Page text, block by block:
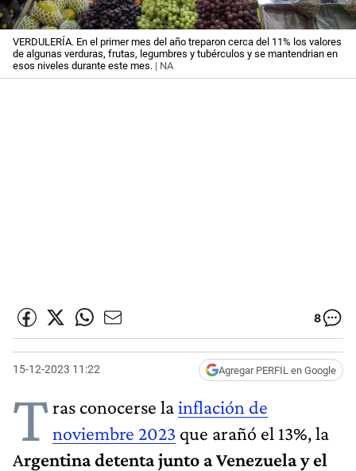
VERDULERÍA. En el primer mes del año treparon cerca del 11% los valores
de algunas verduras, frutas, legumbres y tubérculos y se mantendrian en
esos niveles durante este mes. | NA
8
15-12-2023 11:22 Agregar PERFIL en Google
Tras conocerse lainflación de
noviembre 2023 que arañó el 13%, la
Argentina detenta junto a Venezuela y el